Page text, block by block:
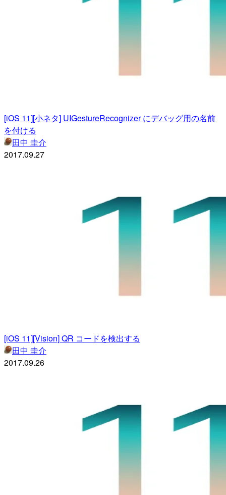
[iOS 11][小ネタ] UIGestureRecognizer にデバッグ用の名前
を付ける
田中 圭介
2017.09.27
[iOS 11][Vision] QR コードを検出する
田中 圭介
2017.09.26